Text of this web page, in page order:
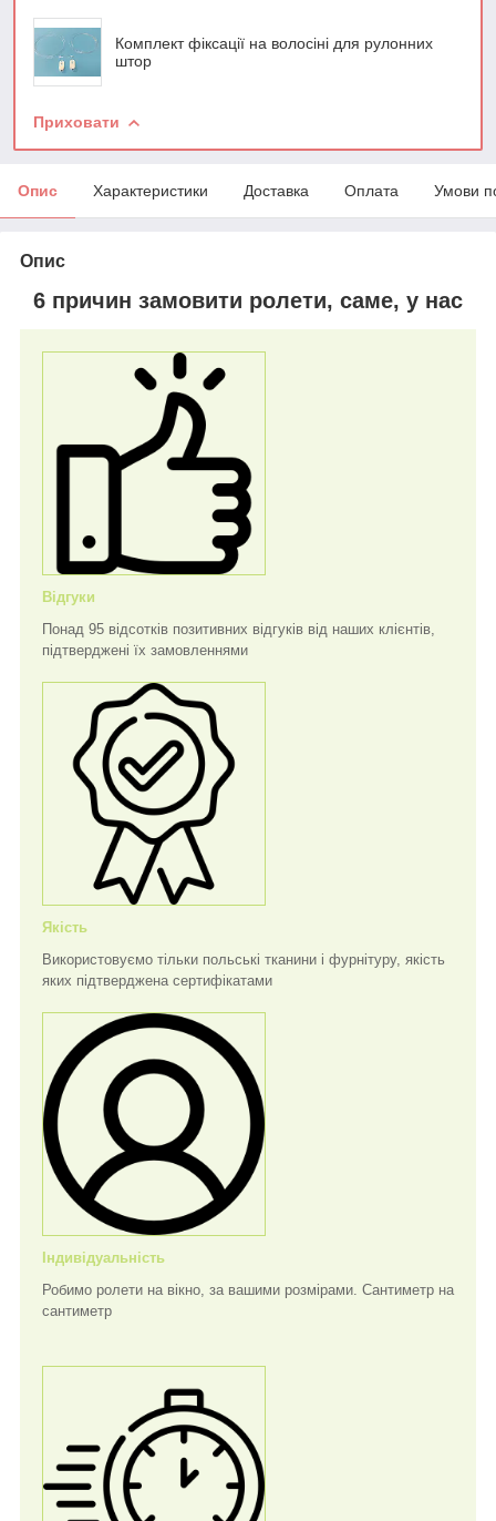
Комплект фіксації на волосіні для рулонних
штор
Приховати
Опис Характеристики Доставка Оплата Умови
Опис
6 причин замовити ролети, саме, у нас
Відгуки
Понад 95 відсотків позитивних відгуків від наших клієнтів,
підтверджені їх замовленнями
Якість
Використовуємо тільки польські тканини і фурнітуру, якість
яких підтверджена сертифікатами
Індивідуальність
Робимо ролети на вікно, за вашими розмірами. Сантиметр на
сантиметр